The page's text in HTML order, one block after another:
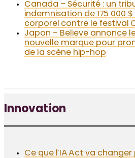
Canada – Sécurité : un
indemnisation de 175 000
corporel contre le festival
Japon – Believe annonce
nouvelle marque pour
de la scène hip-hop
Innovation
Ce que l’IA Act va